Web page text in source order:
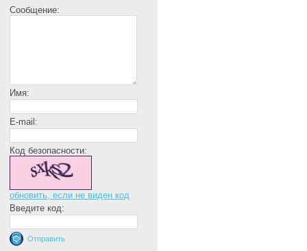
Сообщение:
Имя:
E-mail:
Код безопасности:
обновить, если не виден код
Введите код: